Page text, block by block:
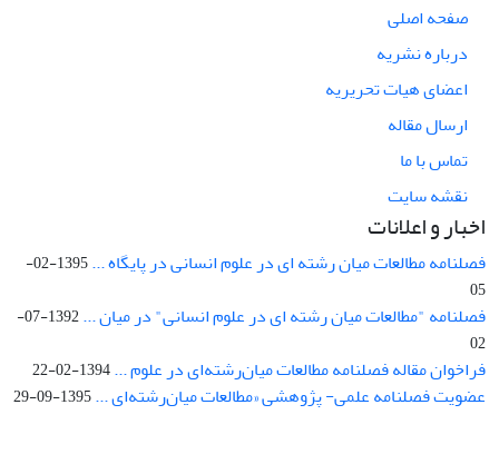
صفحه اصلی
درباره نشریه
اعضای هیات تحریریه
ارسال مقاله
تماس با ما
نقشه سایت
اخبار و اعلانات
فصلنامه مطالعات میان رشته ای در علوم انسانی در پایگاه ...
1395-02-
05
فصلنامه "مطالعات میان رشته ای در علوم انسانی" در میان ...
1392-07-
02
فراخوان مقاله فصلنامه مطالعات میان‌رشته‌ای در علوم ...1394-02-22
عضویت فصلنامه علمی- پژوهشی «مطالعات میان‌رشته‌ای ...1395-09-29